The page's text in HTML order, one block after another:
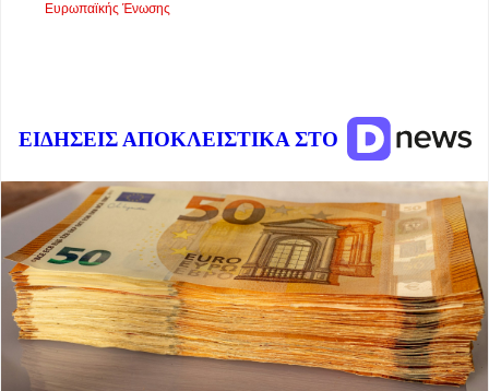
Ευρωπαϊκής Ένωσης
ΕΙΔΗΣΕΙΣ ΑΠΟΚΛΕΙΣΤΙΚΑ ΣΤΟ